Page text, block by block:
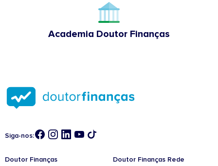
Academia Doutor Finanças
Siga-nos:
Doutor Finanças Doutor Finanças Rede